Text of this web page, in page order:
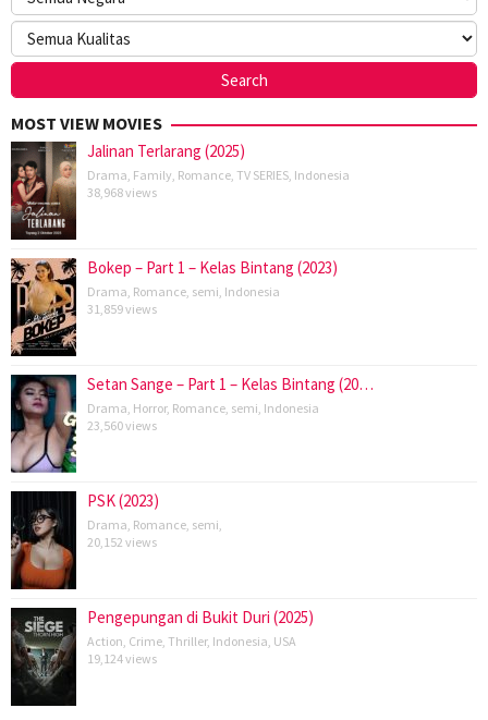
MOST VIEW MOVIES
Jalinan Terlarang (2025)
Drama Family Romance TV SERIES Indonesia
38,968 views
Bokep – Part 1 – Kelas Bintang (2023)
Drama Romance semi Indonesia
31,859 views
Setan Sange – Part 1 – Kelas Bintang (20…
Drama Horror, Romance semi Indonesia
23,560 views
PSK (2023)
Drama Romance semi
20,152 views
Pengepungan di Bukit Duri (2025)
Action Crime Thriller, Indonesia USA
19,124 views